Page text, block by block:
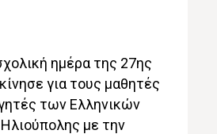
ημέρα της 27ης
για τους μαθητές
των Ελληνικών
με την